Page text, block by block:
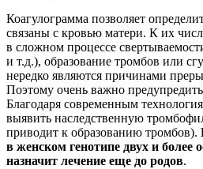
Коагулограмма позволяет
связаны с кровью матери. К их
в сложном процессе
и т.д.), образование тромбов или
нередко являются причинами
Поэтому очень важно
Благодаря современным
выявить наследственную
приводит к образованию тромбов).
в женском генотипе двух и более
назначит лечение еще до родов.